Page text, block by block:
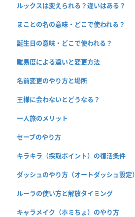
ルックスは変えられる？違いはある？
まことの名の意味・どこで使われる？
誕生日の意味・どこで使われる？
難易度による違いと変更方法
名前変更のやり方と場所
王様に会わないとどうなる？
一人旅のメリット
セーブのやり方
キラキラ（採取ポイント）の復活条件
ダッシュのやり方（オートダッシュ設定）
ルーラの使い方と解放タイミング
キャラメイク（ホミちょ）のやり方